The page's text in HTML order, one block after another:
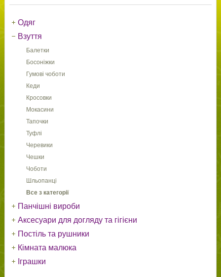
Одяг
Взуття
Балетки
Босоніжки
Гумові чоботи
Кеди
Кросовки
Мокасини
Тапочки
Туфлі
Черевики
Чешки
Чоботи
Шльопанці
Все з категорії
Панчішні вироби
Аксесуари для догляду та гігієни
Постіль та рушники
Кімната малюка
Іграшки